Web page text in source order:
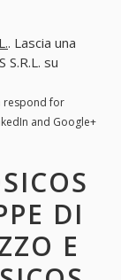
. Lascia una
S.R.L. su
respond for
and Google+
DI
E